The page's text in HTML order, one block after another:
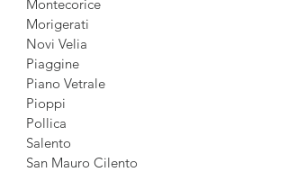
Montecorice
Morigerati
Novi Velia
Piaggine
Piano Vetrale
Pioppi
Pollica
Salento
San Mauro Cilento